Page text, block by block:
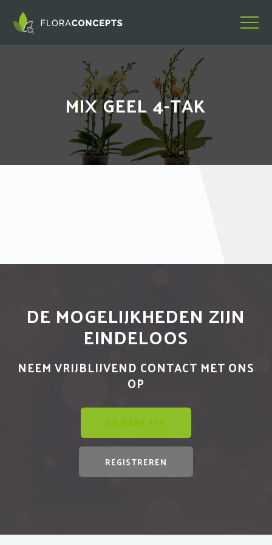
MIX GEEL 4-TAK
DE MOGELIJKHEDEN ZIJN
EINDELOOS
NEEM VRIJBLIJVEND CONTACT MET ONS
OP
GA NAAR APP
REGISTREREN